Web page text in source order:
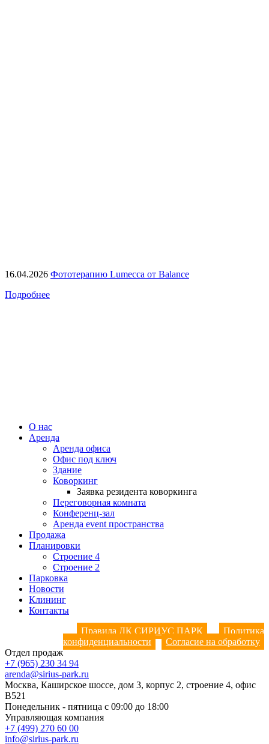
16.04.2026 Фототерапию Lumecca от Balance
Подробнее
О нас
Аренда
Аренда офиса
Офис под ключ
Здание
Коворкинг
Заявка резидента коворкинга
Переговорная комната
Конференц-зал
Аренда event пространства
Продажа
Планировки
Строение 4
Строение 2
Парковка
Новости
Клининг
Контакты
Правила ДК СИРИУС ПАРК
Политика
конфиденциальности
Согласие на обработку
Отдел продаж
+7 (965) 230 34 94
arenda@sirius-park.ru
Москва, Каширское шоссе, дом 3, корпус 2, строение 4, офис
B521
Понедельник - пятница с 09:00 до 18:00
Управляющая компания
+7 (499) 270 60 00
info@sirius-park.ru